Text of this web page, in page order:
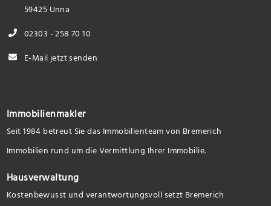
59425 Unna
02303 - 258 70 10
E-Mail jetzt senden
Immobilienmakler
Seit 1984 betreut Sie das Immobilienteam von Bremerich
Immobilien rund um die Vermittlung Ihrer Immobilie.
Hausverwaltung
Kostenbewusst und verantwortungsvoll setzt Bremerich